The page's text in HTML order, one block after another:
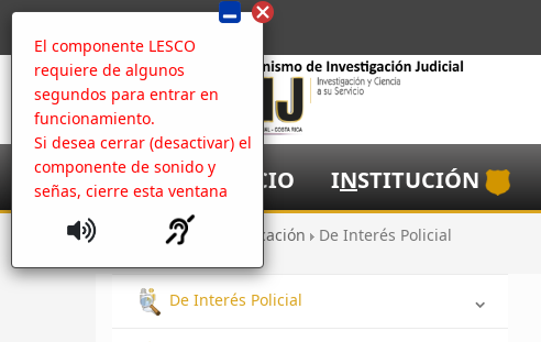
El componente LESCO
requiere de algunos
segundos para entrar en
funcionamiento.
Si desea cerrar (desactivar) el
componente de sonido y
señas, cierre esta ventana
NICIO INSTITUCIÓN
Inicio Comunicación De Interés Policial
De Interés Policial